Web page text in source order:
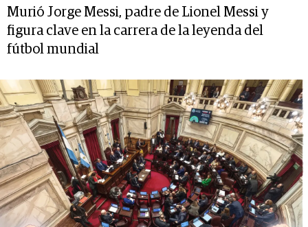
Murió Jorge Messi, padre de Lionel Messi y
figura clave en la carrera de la leyenda del
fútbol mundial